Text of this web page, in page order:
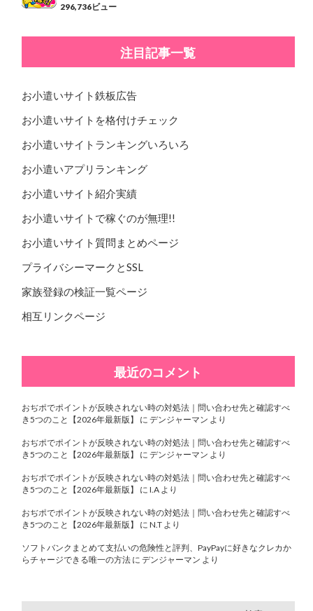
296,736ビュー
注目記事一覧
お小遣いサイト鉄板広告
お小遣いサイトを格付けチェック
お小遣いサイトランキングいろいろ
お小遣いアプリランキング
お小遣いサイト紹介実績
お小遣いサイトで稼ぐのが無理!!
お小遣いサイト質問まとめページ
プライバシーマークとSSL
家族登録の検証一覧ページ
相互リンクページ
最近のコメント
おぢポでポイントが反映されない時の対処法｜問い合わせ先と確認すべ
き5つのこと【2026年最新版】
に デンジャーマン より
おぢポでポイントが反映されない時の対処法｜問い合わせ先と確認すべ
き5つのこと【2026年最新版】
に デンジャーマン より
おぢポでポイントが反映されない時の対処法｜問い合わせ先と確認すべ
き5つのこと【2026年最新版】
に I.Aより
おぢポでポイントが反映されない時の対処法｜問い合わせ先と確認すべ
き5つのこと【2026年最新版】
に N.Tより
ソフトバンクまとめて支払いの危険性と評判、PayPayに好きなクレカか
らチャージできる唯一の方法に デンジャーマン より